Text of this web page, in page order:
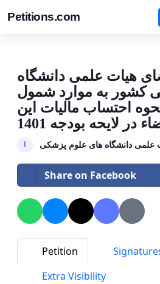
Petitions.com
هیات علمی دانشگاه
کشور به موارد شمول
احتساب مالیات این
در لایحه بودجه 1401
ا علمی دانشگاه های علوم پزشکی
Share on Facebook
Petition
Extra Visibility